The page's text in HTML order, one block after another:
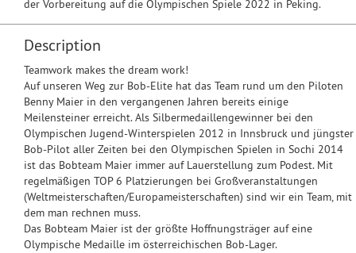
der Vorbereitung auf die Olympischen Spiele 2022 in Peking.
Description
Teamwork makes the dream work!
Auf unseren Weg zur Bob-Elite hat das Team rund um den Piloten
Benny Maier in den vergangenen Jahren bereits einige
Meilensteiner erreicht. Als Silbermedaillengewinner bei den
Olympischen Jugend-Winterspielen 2012 in Innsbruck und jüngster
Bob-Pilot aller Zeiten bei den Olympischen Spielen in Sochi 2014
ist das Bobteam Maier immer auf Lauerstellung zum Podest. Mit
regelmäßigen TOP 6 Platzierungen bei Großveranstaltungen
(Weltmeisterschaften/Europameisterschaften) sind wir ein Team, mit
dem man rechnen muss.
Das Bobteam Maier ist der größte Hoffnungsträger auf eine
Olympische Medaille im österreichischen Bob-Lager.